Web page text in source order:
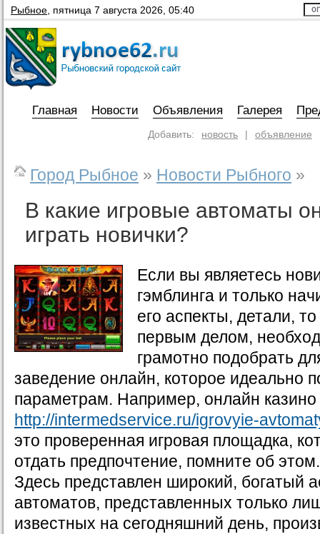
Рыбное пятница 7 августа 2026, 05:40
Главная Новости Объявления Галерея
Добавить: новость | объявление
Город Рыбное » Новости Рыбного »
В какие игровые автоматы
играть новички?
Если вы являетесь
гэмблинга и только
его аспекты, детали,
первым делом,
грамотно подобрать
заведение онлайн, которое идеально
параметрам. Например, онлайн
http://intermedservice.ru/igrovyie-
это проверенная игровая площадка,
отдать предпочтение, помните об этом.
Здесь представлен широкий, богатый
автоматов, представленных только
известных на сегодняшний день,